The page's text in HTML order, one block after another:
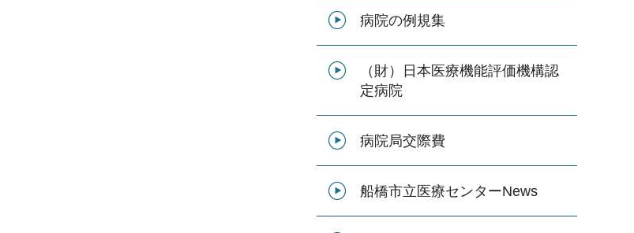
病院の例規集
（財）日本医療機能評価機構認
定病院
病院局交際費
船橋市立医療センターNews